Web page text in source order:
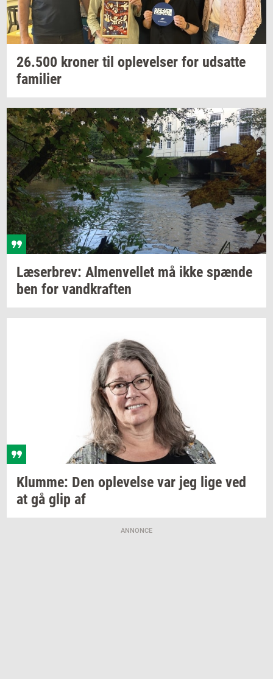
26.500 kro­ner til op­le­vel­ser for ud­sat­te
fa­mi­li­er
Læ­ser­brev: Al­men­vel­let må ikke spæn­de
ben for vand­kraf­ten
Klum­me: Den op­le­vel­se var jeg lige ved
at gå glip af
ANNONCE